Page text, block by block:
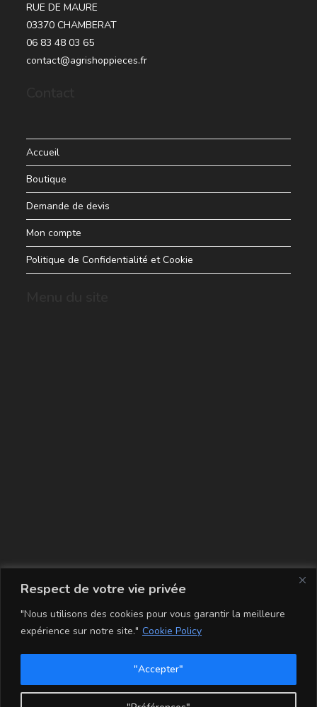
Respect de votre vie privée
"Nous utilisons des cookies pour vous garantir la meilleure
expérience sur notre site." Cookie Policy
"Accepter"
RUE DE MAURE
03370 CHAMBERAT
06 83 48 03 65
contact@agrishoppieces.fr
Accueil
Boutique
Demande de devis
Mon compte
Politique de Confidentialité et Cookie
La carte
Conditions Générales de Vente Mentions légales
Mon compte
Politique de Confidentialité et Cookie